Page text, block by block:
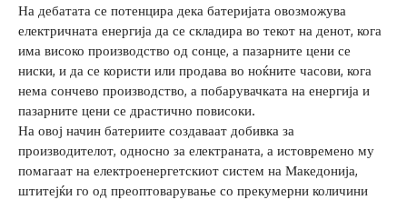
На дебатата се потенцира дека батеријата овозможува
електричната енергија да се складира во текот на денот, кога
има високо производство од сонце, а пазарните цени се
ниски, и да се користи или продава во ноќните часови, кога
нема сончево производство, а побарувачката на енергија и
пазарните цени се драстично повисоки.
На овој начин батериите создаваат добивка за
производителот, односно за електраната, а истовремено му
помагаат на електроенергетскиот систем на Македонија,
штитејќи го од преоптоварување со прекумерни количини